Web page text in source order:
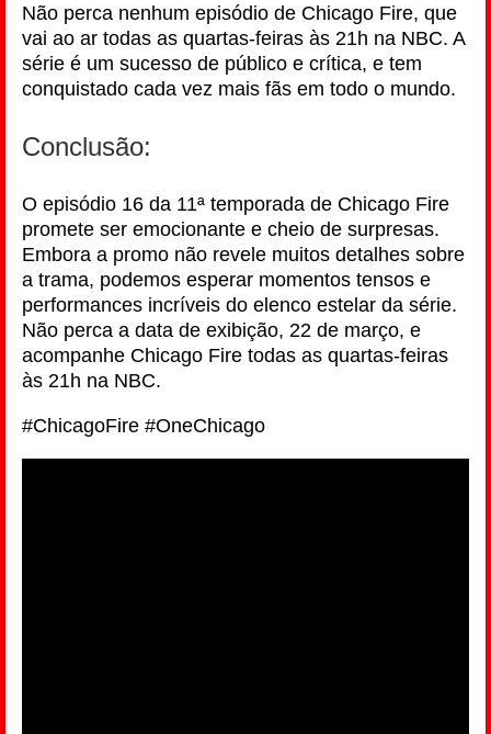
Não perca nenhum episódio de Chicago Fire, que
vai ao ar todas as quartas-feiras às 21h na NBC. A
série é um sucesso de público e crítica, e tem
conquistado cada vez mais fãs em todo o mundo.
Conclusão:
O episódio 16 da 11ª temporada de Chicago Fire
promete ser emocionante e cheio de surpresas.
Embora a promo não revele muitos detalhes sobre
a trama, podemos esperar momentos tensos e
performances incríveis do elenco estelar da série.
Não perca a data de exibição, 22 de março, e
acompanhe Chicago Fire todas as quartas-feiras
às 21h na NBC.
#ChicagoFire #OneChicago